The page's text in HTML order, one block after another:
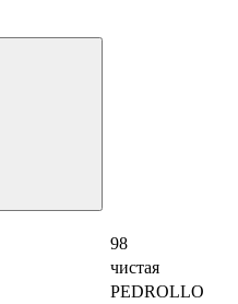
98
чистая
PEDROLLO